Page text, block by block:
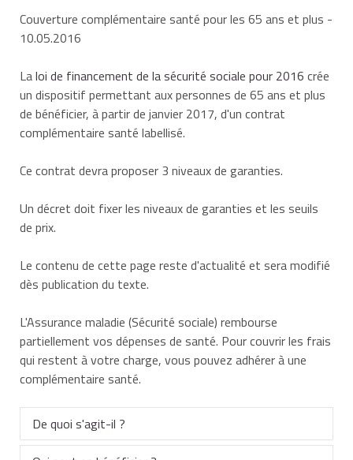
Couverture complémentaire santé pour les 65 ans et plus -
10.05.2016
Laloi de financement de la sécurité sociale pour 2016 crée
un dispositif permettant aux personnes de 65 ans et plus
de bénéficier, à partir de janvier 2017, d'un contrat
complémentaire santé labellisé.
Ce contrat devra proposer 3 niveaux de garanties.
Un décret doit fixer les niveaux de garanties et les seuils
de prix.
Le contenu de cette page reste d'actualité et sera modifié
dès publication du texte.
L'Assurance maladie (Sécurité sociale) rembourse
partiellement vos dépenses de santé. Pour couvrir les frais
qui restent à votre charge, vous pouvez adhérer à une
complémentaire santé.
De quoi s'agit-il ?